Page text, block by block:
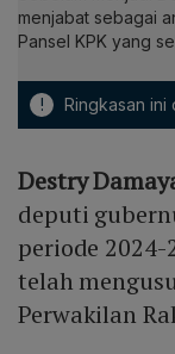
menjabat sebagai
Pansel KPK yang
! Ringkasan ini
Destry
deputi
periode 2024-
telah
Perwakilan